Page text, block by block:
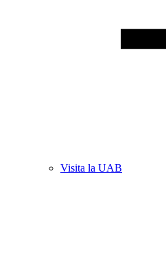
Visita la UAB